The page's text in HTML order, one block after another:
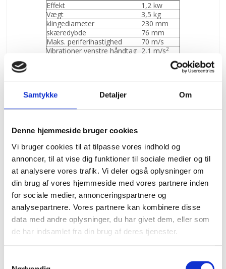
Samtykke Detaljer Om
Denne hjemmeside bruger cookies
Vi bruger cookies til at tilpasse vores indhold og
annoncer, til at vise dig funktioner til sociale medier og til
at analysere vores trafik. Vi deler også oplysninger om
din brug af vores hjemmeside med vores partnere inden
for sociale medier, annonceringspartnere og
analysepartnere. Vores partnere kan kombinere disse
data med andre oplysninger, du har givet dem, eller som
de har indsamlet fra din brug af deres tjenester.
Effekt
1,2 kw
Vægt
3,5 kg
klingediameter
230 mm
skæredybde
76 mm
Maks. periferihastighed
70 m/s
Vibrationer venstre håndtag 2,1 m/s2
100,5 dB(A)
22,23 mm
Maskin bredde
6.125,00 DKK
4.895,00 DKK
(inkl. moms)
VIS PRODUKT
TILBUD